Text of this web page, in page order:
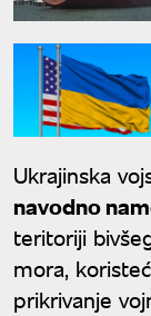
Ukrajinska
navodno
teritoriji
mora,
prikrivanje